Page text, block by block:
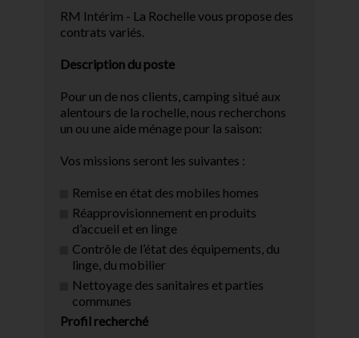
RM Intérim - La Rochelle vous propose des
contrats variés.
Description du poste
Pour un de nos clients, camping situé aux
alentours de la rochelle, nous recherchons
un ou une aide ménage pour la saison:
Vos missions seront les suivantes :
Remise en état des mobiles homes
Réapprovisionnement en produits
d’accueil et en linge
Contrôle de l’état des équipements, du
linge, du mobilier
Nettoyage des sanitaires et parties
communes
Profil recherché